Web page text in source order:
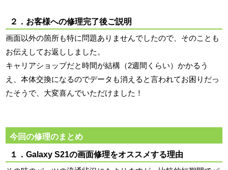
２．お客様への修理完了後ご説明
画面以外の箇所も特に問題ありませんでしたので、そのことも
お伝えしてお返ししました。
キャリアショップだと時間が結構（2週間くらい）かかるう
え、本体交換になるのでデータも消えると言われてお困りだっ
たそうで、大変喜んでいただけました！
今回の修理のまとめ
１．Galaxy S21の画面修理をオススメする理由